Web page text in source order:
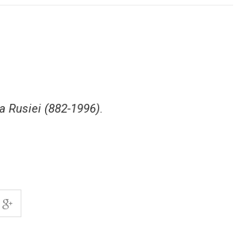
Rusiei (882-1996).